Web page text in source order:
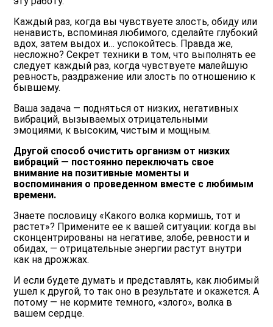
Каждый раз, когда вы чувствуете злость, обиду или
ненависть, вспоминая любимого, сделайте глубокий
вдох, затем выдох и… успокойтесь. Правда же,
несложно? Секрет техники в том, что выполнять ее
следует каждый раз, когда чувствуете малейшую
ревность, раздражение или злость по отношению к
бывшему.
Ваша задача ― подняться от низких, негативных
вибраций, вызываемых отрицательными
эмоциями, к высоким, чистым и мощным.
Другой способ очистить организм от низких
вибраций ― постоянно переключать свое
внимание на позитивные моменты и
воспоминания о проведенном вместе с любимым
времени.
Знаете пословицу «Какого волка кормишь, тот и
растет»? Примените ее к вашей ситуации: когда вы
сконцентрированы на негативе, злобе, ревности и
обидах, ― отрицательные энергии растут внутри
как на дрожжах.
И если будете думать и представлять, как любимый
ушел к другой, то так оно в результате и окажется. А
потому ― не кормите темного, «злого», волка в
вашем сердце.